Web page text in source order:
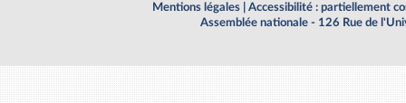
Mentions légales
Accessibilité : partiellement
Assemblée nationale - 126 Rue de